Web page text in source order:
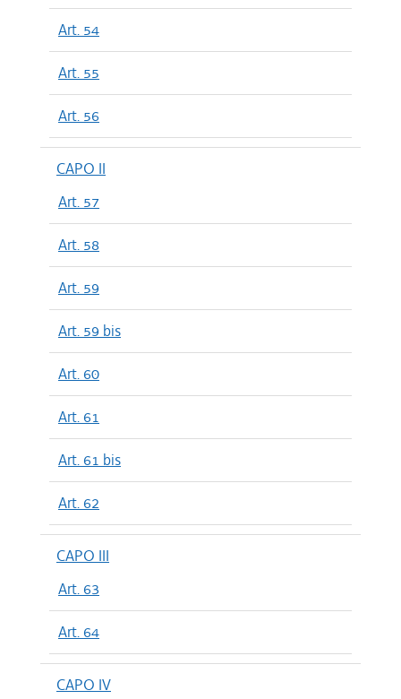
Art. 54
Art. 55
Art. 56
CAPO II
Art. 57
Art. 58
Art. 59
Art. 59 bis
Art. 60
Art. 61
Art. 61 bis
Art. 62
CAPO III
Art. 63
Art. 64
CAPO IV